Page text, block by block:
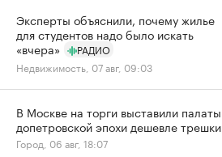
Эксперты объяснили, почему жилье
для студентов надо было искать
«вчера»
РАДИО
Недвижимость, 07 авг, 09:03
В Москве на торги выставили палаты
допетровской эпохи дешевле трешки
Город, 06 авг, 18:07